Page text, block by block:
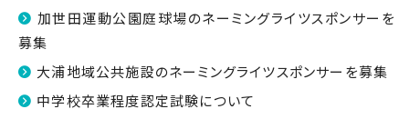
加世田運動公園庭球場のネーミングライツスポンサーを
募集
大浦地域公共施設のネーミングライツスポンサーを募集
中学校卒業程度認定試験について